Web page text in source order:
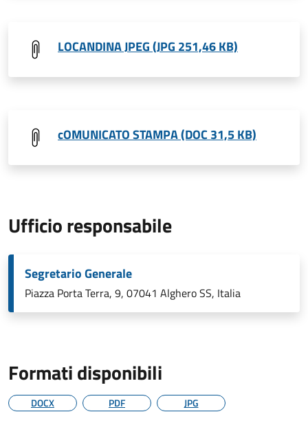
LOCANDINA JPEG (JPG 251,46 KB)
cOMUNICATO STAMPA (DOC 31,5 KB)
Ufficio responsabile
Segretario Generale
Piazza Porta Terra, 9, 07041 Alghero SS, Italia
Formati disponibili
DOCX PDF JPG